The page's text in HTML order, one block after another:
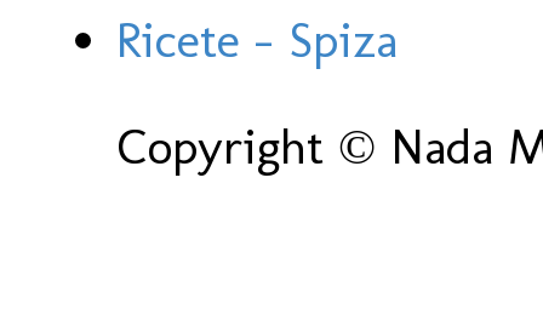
Ricete - Spiza
Copyright © Nada